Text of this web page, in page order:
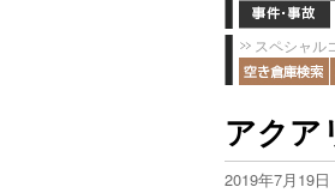
スペシャル
アクア
2019年7月19日